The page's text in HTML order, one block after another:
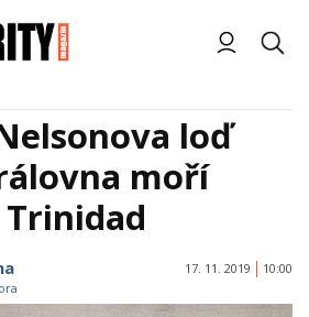
loď
moří
17. 11. 2019 10:00